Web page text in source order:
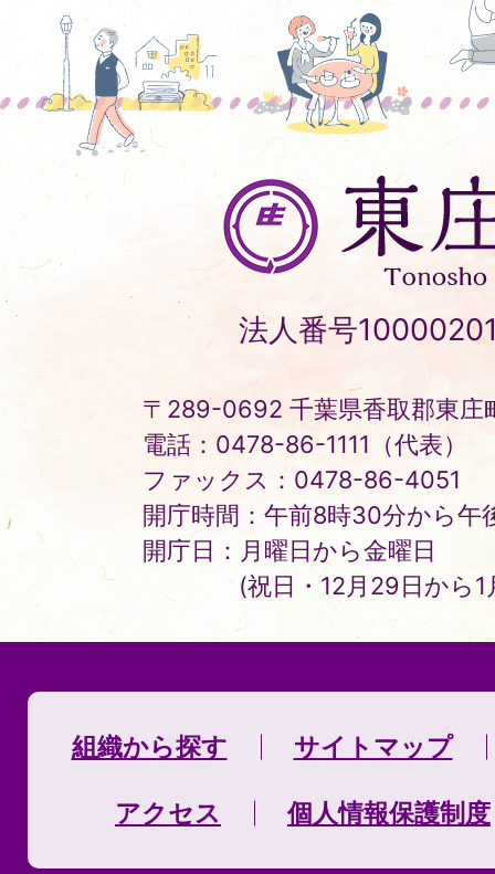
東
庄
町
Tonosho
Town
法人番号
〒289-0692 千葉県香取郡東庄
電話：0478-86-1111（代表）
ファックス：0478-86-4051
開庁時間：午前8時30分から午
開庁日：月曜日から金曜日
(祝日・12月29日から
組織から探す サイトマップ
アクセス 個人情報保護制度